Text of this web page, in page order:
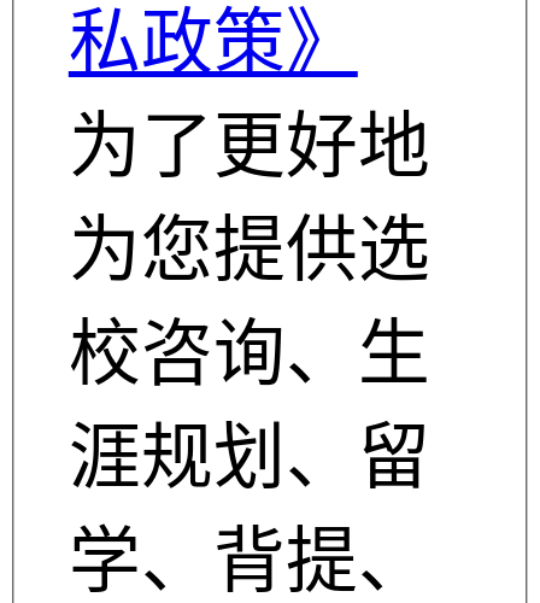
私政策》
为了更好地
为您提供选
校咨询、生
涯规划、留
学、背提、